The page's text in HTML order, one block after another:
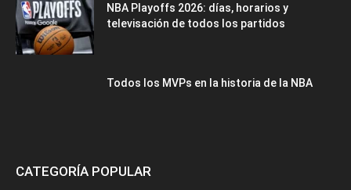
NBA Playoffs 2026: días, horarios y
televisación de todos los partidos
Todos los MVPs en la historia de la NBA
CATEGORÍA POPULAR